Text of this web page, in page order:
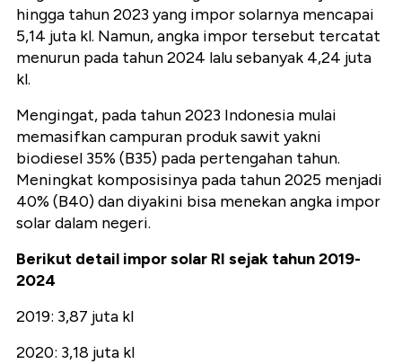
hingga tahun 2023 yang impor solarnya mencapai
5,14 juta kl. Namun, angka impor tersebut tercatat
menurun pada tahun 2024 lalu sebanyak 4,24 juta
kl.
Mengingat, pada tahun 2023 Indonesia mulai
memasifkan campuran produk sawit yakni
biodiesel 35% (B35) pada pertengahan tahun.
Meningkat komposisinya pada tahun 2025 menjadi
40% (B40) dan diyakini bisa menekan angka impor
solar dalam negeri.
Berikut detail impor solar RI sejak tahun 2019-
2024
2019: 3,87 juta kl
2020: 3,18 juta kl